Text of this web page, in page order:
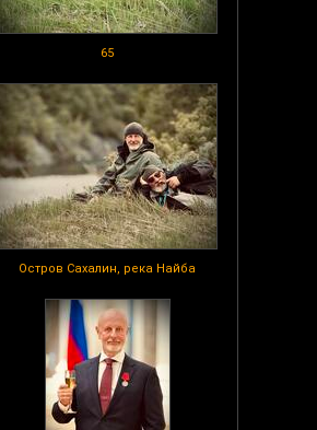
65
Остров Сахалин, река Найба